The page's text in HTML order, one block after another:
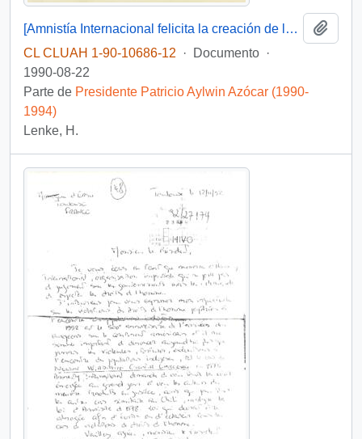
[Amnistía Internacional felicita la creación de la Comisión de Verdad y Reconciliación]
CL CLUAH 1-90-10686-12
· Documento ·
1990-08-22
Parte de Presidente Patricio Aylwin Azócar (1990-
1994)
Lenke, H.